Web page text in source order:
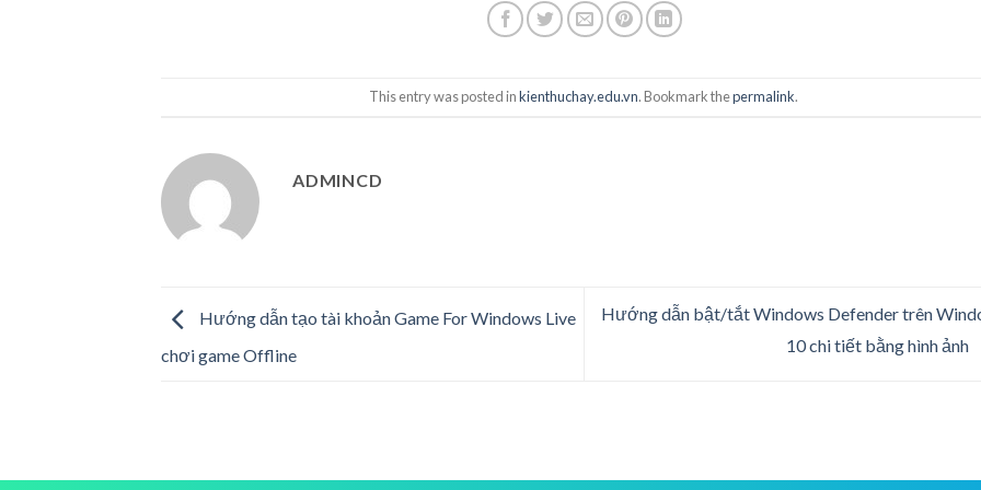
This entry was posted inkienthuchay.edu.vn. Bookmark thepermalink.
ADMINCD
Hướng dẫn tạo tài khoản Game For Windows Live
chơi game Offline
Hướng dẫn bật/tắt Windows Defender trên
10 chi tiết bằng hình ảnh